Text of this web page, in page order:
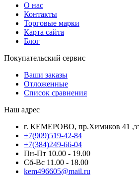
О нас
Контакты
Торговые марки
Карта сайта
Блог
Покупательский сервис
Ваши заказы
Отложенные
Список сравнения
Наш адрес
г. КЕМЕРОВО, пр.Химиков 41
+7(909)519-42-84
+7(384)249-66-04
Пн-Пт 10.00 - 19.00
Сб-Вс 11.00 - 18.00
kem496605@mail.ru